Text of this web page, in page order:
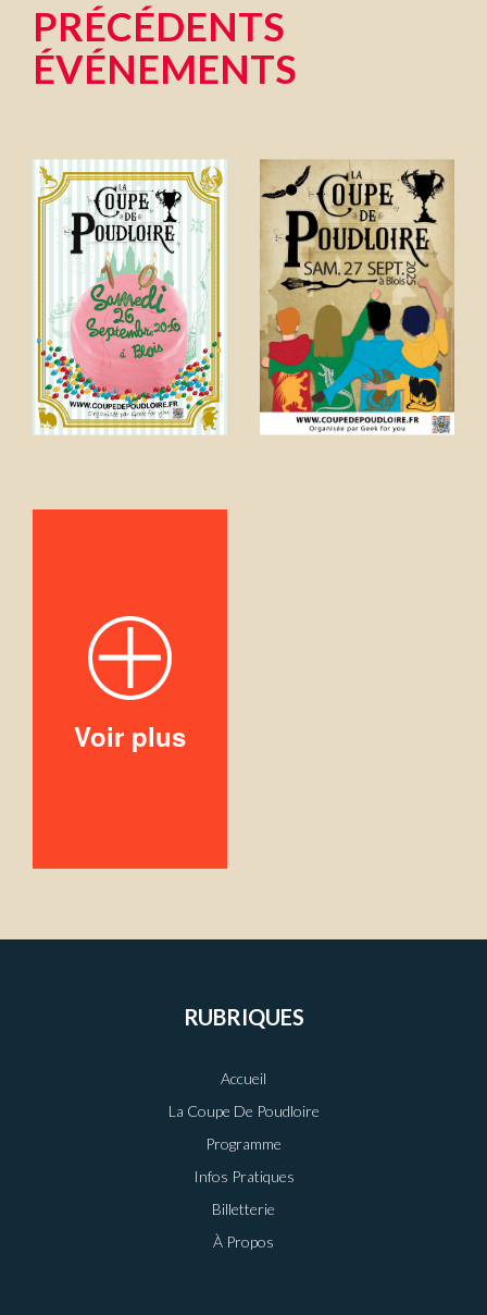
PRÉCÉDENTS
ÉVÉNEMENTS
Voir plus
RUBRIQUES
Accueil
La Coupe De Poudloire
Programme
Infos Pratiques
Billetterie
À Propos